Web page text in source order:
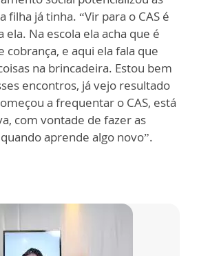
filha já tinha. “Vir para o CAS é
Na escola ela acha que é
cobrança, e aqui ela fala que
na brincadeira. Estou bem
encontros, já vejo resultado
a frequentar o CAS, está
com vontade de fazer as
aprende algo novo”.